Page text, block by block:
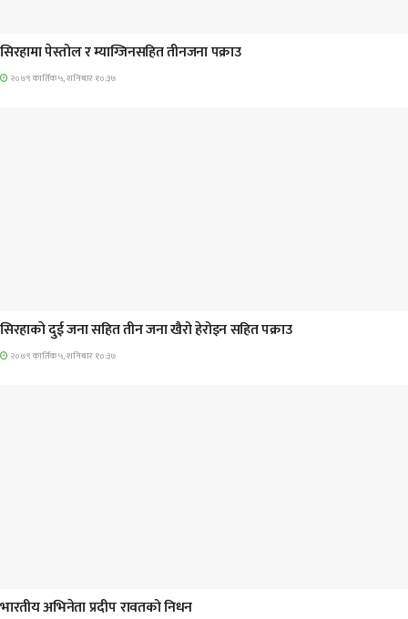
सिरहामा पेस्तोल र म्याग्जिनसहित तीनजना पक्राउ
२०७९ कार्तिक ५, शनिबार १०:३७
सिरहाकाे दुई जना सहित तीन जना खैरो हेरोइन सहित पक्राउ
२०७९ कार्तिक ५, शनिबार १०:३७
भारतीय अभिनेता प्रदीप रावतको निधन